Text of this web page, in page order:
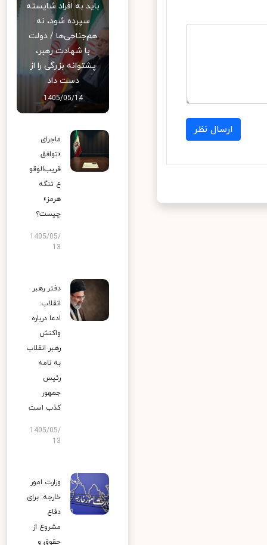
ارسال نظر
باید به افراد شایسته
سپرده شود، نه
هم‌جناحی‌ها / دولت
با شهادت رهبر،
پشتوانه بزرگی را از
دست داد
1405/05/14
ماجرای
«توافق
قریب‌الوقو
ع تنگه
هرمز»
چیست؟
1405/05/
13
دفتر رهبر
انقلاب:
ادعا درباره
واکنش
رهبر انقلاب
به نامه
رئیس
جمهور
کذب است
1405/05/
13
وزارت امور
خارجه: برای
دفاع
مشروع از
حقوق و